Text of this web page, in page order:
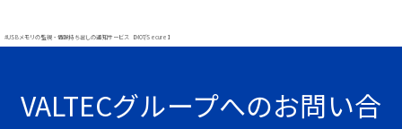
#USBメモリの監視・情報持ち出しの通知サービス【MOT/Secure】
VALTECグループへのお問い合